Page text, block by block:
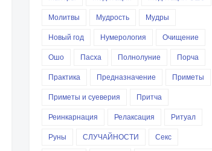
Молитвы
Мудрость
Мудры
Новый год
Нумерология
Очищение
Ошо
Пасха Полнолуние
Порча
Практика
Предназначение
Приметы
Приметы и суеверия
Притча
Реинкарнация
Релаксация
Ритуал
Руны
СЛУЧАЙНОСТИ
Секс